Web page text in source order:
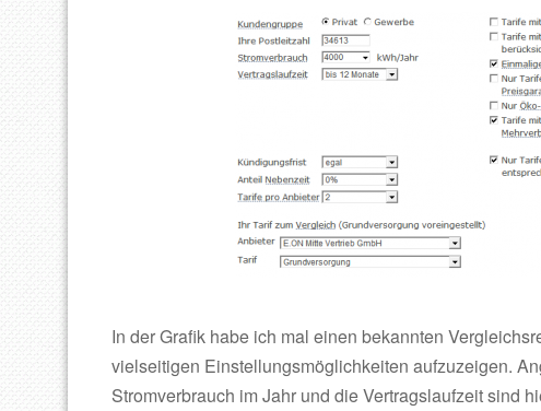
In der Grafik habe ich mal einen bekannten
vielseitigen Einstellungsmöglichkeiten aufzuzeigen.
Stromverbrauch im Jahr und die Vertragslaufzeit sind